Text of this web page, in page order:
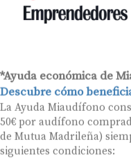
*Ayuda económica de
Descubre cómo
La Ayuda Miaudífono
50€ por audífono
de Mutua Madrileña)
siguientes condiciones: